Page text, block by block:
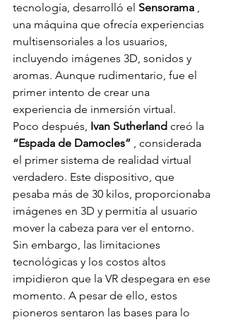
tecnología, desarrolló el Sensorama ,
una máquina que ofrecía experiencias
multisensoriales a los usuarios,
incluyendo imágenes 3D, sonidos y
aromas. Aunque rudimentario, fue el
primer intento de crear una
experiencia de inmersión virtual.
Poco después, Ivan Sutherland creó la
“Espada de Damocles” , considerada
el primer sistema de realidad virtual
verdadero. Este dispositivo, que
pesaba más de 30 kilos, proporcionaba
imágenes en 3D y permitía al usuario
mover la cabeza para ver el entorno.
Sin embargo, las limitaciones
tecnológicas y los costos altos
impidieron que la VR despegara en ese
momento. A pesar de ello, estos
pioneros sentaron las bases para lo